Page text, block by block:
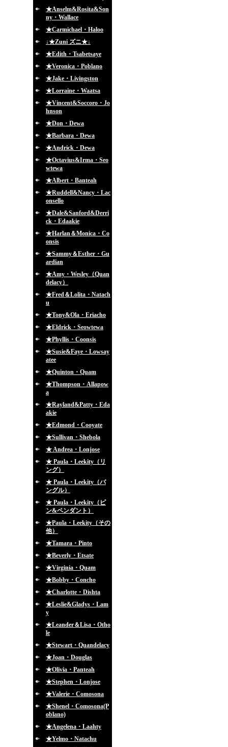
★Anselm&Rosita&Son
ny・Wallace
★Carmichael・Haloo
↓★Zuni ズニ★↓
★Edith・Tsabetsaye
★Veronica・Poblano
★Jake・Livingston
★Lorraine・Waatsa
★Vincent&Soccoro・Jo
hnson
★Don・Dewa
★Barbara・Dewa
★Andrick・Dewa
★Octavius&Irma・Seo
wtewa
★Albert・Banteah
★Ruddell&Nancy・Lac
onsello
★Dale&Sanford&Derri
ck・Edaakie
★Harlan＆Monica・Co
onsis
★Sammy＆Esther・Gu
ardian
★Amy・Wesley（Quan
delacy）
★Fred＆Lolita・Natach
u
★Tony&Ola・Eriacho
★Eldrick・Seowtewa
★Phyllis・Coonsis
★Susie&Faye・Lowsay
atee
★Quinton・Quam
★Thompson・Allapow
a
★Rayland&Patty・Eda
akie
★Edmond・Cooyate
★Sullivan・Shebola
★ Andrea・Lonjose
★ Paula・Leekity（リ
ング）
★ Paula・Leekity（バ
ングル）
★ Paula・Leekity（ピ
ン&ペンダント）
★Paula・Leekity（その
他）
★Tamara・Pinto
★Beverly・Etsate
★Virginia・Quam
★Bobby・Concho
★Charlotte・Dishta
★Leslie&Gladys・Lam
y
★Leander＆Lisa・Otho
le
★Stewart・Quandelacy
★Joan・Douglas
★Olivia・Panteah
★Stephen・Lonjose
★Valerie・Comosona
★Shenel・Comosona(P
oblano)
★Angelena・Laahty
★Yelmo・Natachu